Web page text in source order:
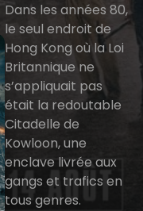
Dans les années 80,
le seul endroit de
Hong Kong où la Loi
Britannique ne
s’appliquait pas
était la redoutable
Citadelle de
Kowloon, une
enclave livrée aux
gangs et trafics en
tous genres.